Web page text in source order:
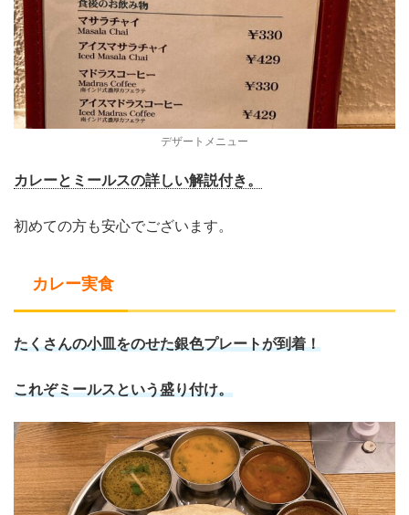
デザートメニュー
カレーとミールスの詳しい解説付き。
初めての方も安心でございます。
カレー実食
たくさんの小皿をのせた銀色プレートが到着！
これぞミールスという盛り付け。